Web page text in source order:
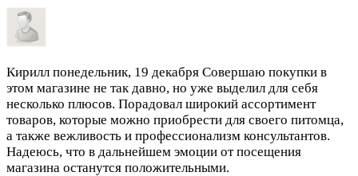
Кирилл понедельник, 19 декабря Совершаю покупки в
этом магазине не так давно, но уже выделил для себя
несколько плюсов. Порадовал широкий ассортимент
товаров, которые можно приобрести для своего питомца,
а также вежливость и профессионализм консультантов.
Надеюсь, что в дальнейшем эмоции от посещения
магазина останутся положительными.